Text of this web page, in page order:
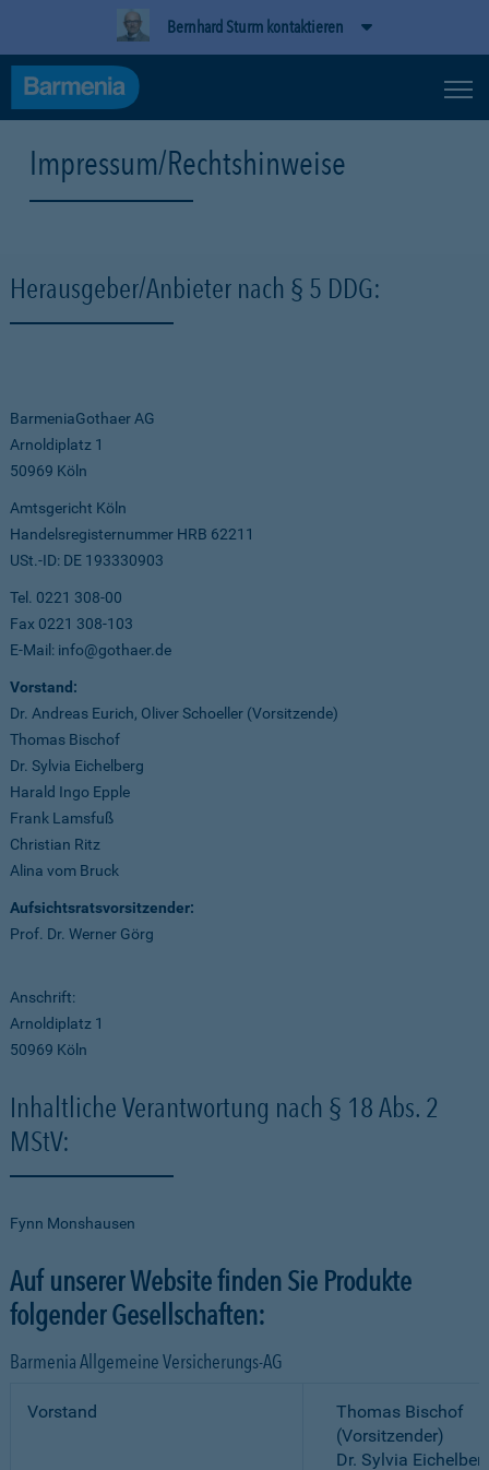
Bernhard Sturm kontaktieren
Impressum/Rechtshinweise
Herausgeber/Anbieter nach § 5 DDG:
BarmeniaGothaer AG
Arnoldiplatz 1
50969 Köln
Amtsgericht Köln
Handelsregisternummer HRB 62211
USt.-ID: DE 193330903
Tel. 0221 308-00
Fax 0221 308-103
E-Mail: info@gothaer.de
Vorstand:
Dr. Andreas Eurich, Oliver Schoeller (Vorsitzende)
Thomas Bischof
Dr. Sylvia Eichelberg
Harald Ingo Epple
Frank Lamsfuß
Christian Ritz
Alina vom Bruck
Aufsichtsratsvorsitzender:
Prof. Dr. Werner Görg
Anschrift:
Arnoldiplatz 1
50969 Köln
Inhaltliche Verantwortung nach § 18 Abs. 2
MStV:
Fynn Monshausen
Auf unserer Website finden Sie Produkte
folgender Gesellschaften:
Barmenia Allgemeine Versicherungs-AG
Vorstand
Thomas Bischof
(Vorsitzender)
Dr. Sylvia